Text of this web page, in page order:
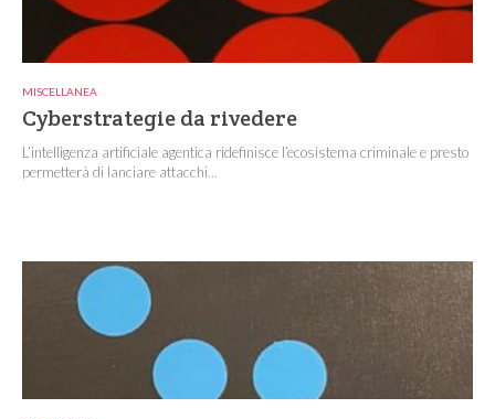
MISCELLANEA
Cyberstrategie da rivedere
L’intelligenza artificiale agentica ridefinisce l’ecosistema criminale e presto
permetterà di lanciare attacchi...